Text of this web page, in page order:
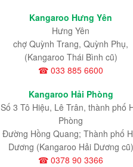
Kangaroo Hưng Yên
Hưng Yên
chợ Quỳnh Trang, Quỳnh Phụ,
(Kangaroo Thái Bình cũ)
☎ 033 885 6600
Kangaroo Hải Phòng
Số 3 Tô Hiệu, Lê Trân, thành phố
Phòng
Đường Hồng Quang; Thành phố
Dương (Kangaroo Hải Dương cũ)
☎ 0378 90 3366